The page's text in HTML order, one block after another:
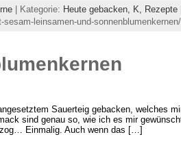
| Kategorie: Heute gebacken, K, Rezepte
leinsamen-und-
Sauerteig gebacken, welches
sind genau so, wie ich es mir
Einmalig. Auch wenn das […]